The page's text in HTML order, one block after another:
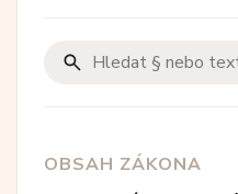
OBSAH ZÁKONA